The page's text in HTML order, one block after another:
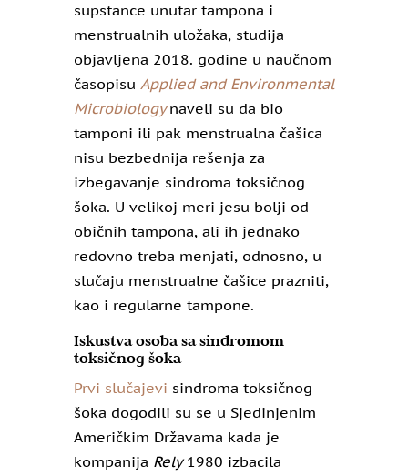
supstance unutar tampona i
menstrualnih uložaka, studija
objavljena 2018. godine u naučnom
časopisu Applied and Environmental
Microbiology naveli su da bio
tamponi ili pak menstrualna čašica
nisu bezbednija rešenja za
izbegavanje sindroma toksičnog
šoka. U velikoj meri jesu bolji od
običnih tampona, ali ih jednako
redovno treba menjati, odnosno, u
slučaju menstrualne čašice prazniti,
kao i regularne tampone.
Iskustva osoba sa sindromom
toksičnog šoka
Prvi slučajevi sindroma toksičnog
šoka dogodili su se u Sjedinjenim
Američkim Državama kada je
kompanija Rely1980 izbacila